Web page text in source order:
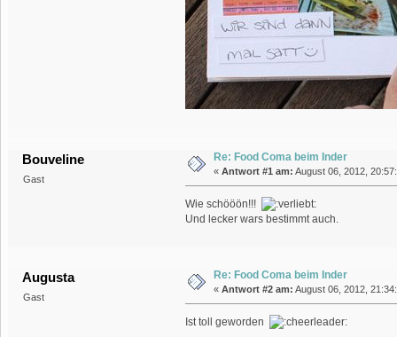
Bouveline
Gast
Re: Food Coma beim Inder
« Antwort #1 am: August 06, 2012,
Wie schööön!!!
Und lecker wars bestimmt auch.
Augusta
Gast
Re: Food Coma beim Inder
« Antwort #2 am: August 06, 2012,
Ist toll geworden